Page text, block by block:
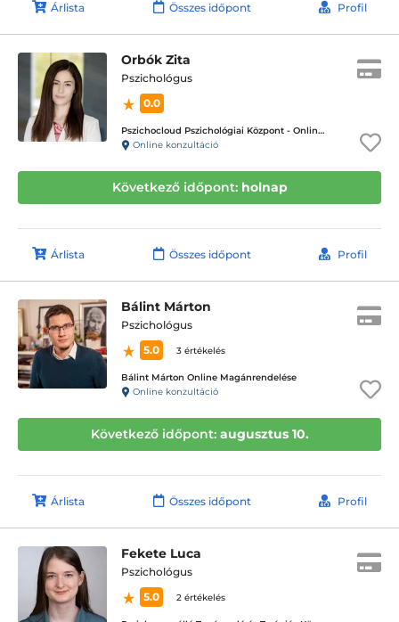
Árlista Összes időpont Profil
Orbók Zita
Pszichológus
0.0
Pszichocloud Pszichológiai Központ - Online ügyfélfogadás
Online konzultáció
Következő időpont: holnap
Árlista Összes időpont Profil
Bálint Márton
Pszichológus
5.0
3 értékelés
Bálint Márton Online Magánrendelése
Online konzultáció
Következő időpont: augusztus 10.
Árlista Összes időpont Profil
Fekete Luca
Pszichológus
5.0
2 értékelés